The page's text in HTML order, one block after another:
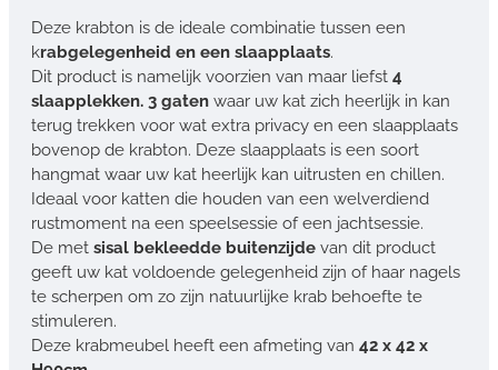
Deze krabton is de ideale combinatie tussen een
krabgelegenheid en een slaapplaats.
Dit product is namelijk voorzien van maar liefst 4
slaapplekken. 3 gaten waar uw kat zich heerlijk in kan
terug trekken voor wat extra privacy en een slaapplaats
bovenop de krabton. Deze slaapplaats is een soort
hangmat waar uw kat heerlijk kan uitrusten en chillen.
Ideaal voor katten die houden van een welverdiend
rustmoment na een speelsessie of een jachtsessie.
De met sisal bekleedde buitenzijde van dit product
geeft uw kat voldoende gelegenheid zijn of haar nagels
te scherpen om zo zijn natuurlijke krab behoefte te
stimuleren.
Deze krabmeubel heeft een afmeting van 42 x 42 x